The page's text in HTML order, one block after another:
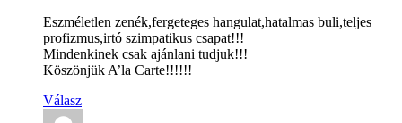
Eszméletlen zenék,fergeteges hangulat,hatalmas buli,teljes
profizmus,irtó szimpatikus csapat!!!
Mindenkinek csak ajánlani tudjuk!!!
Köszönjük A’la Carte!!!!!!
Válasz